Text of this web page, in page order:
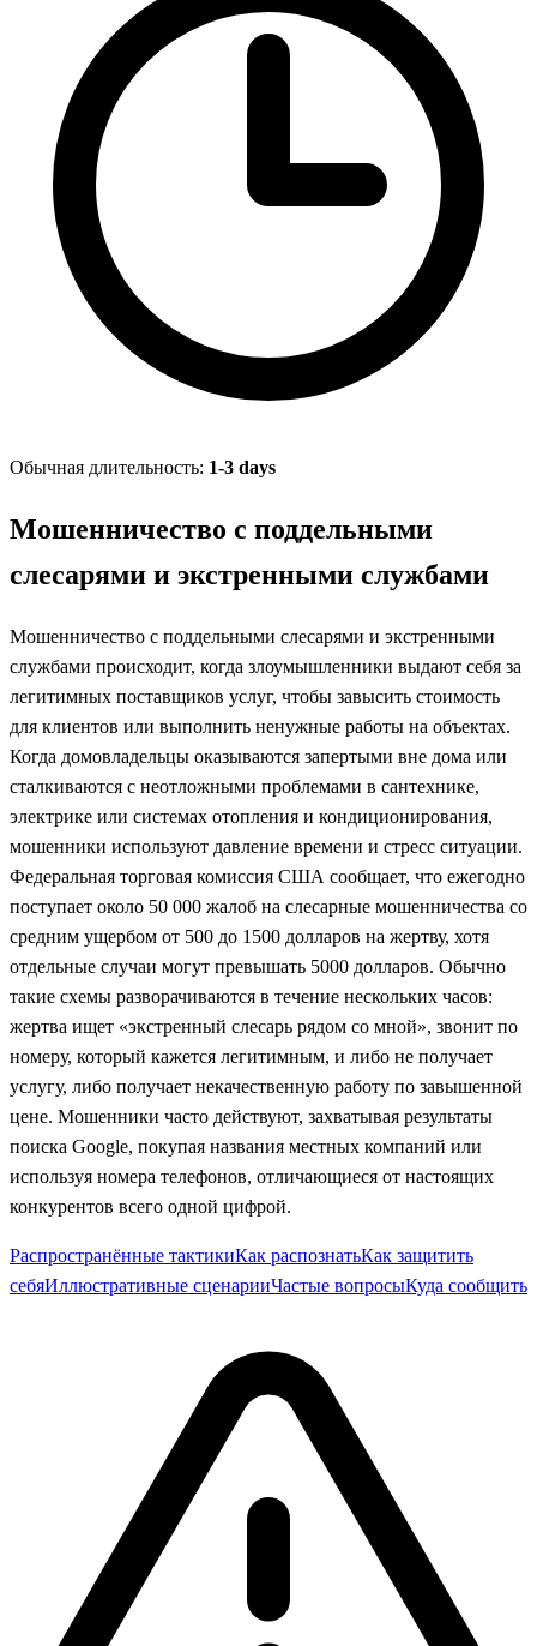
Обычная длительность: 1-3 days
Мошенничество с поддельными
слесарями и экстренными службами
Мошенничество с поддельными слесарями и экстренными
службами происходит, когда злоумышленники выдают себя за
легитимных поставщиков услуг, чтобы завысить стоимость
для клиентов или выполнить ненужные работы на объектах.
Когда домовладельцы оказываются запертыми вне дома или
сталкиваются с неотложными проблемами в сантехнике,
электрике или системах отопления и кондиционирования,
мошенники используют давление времени и стресс ситуации.
Федеральная торговая комиссия США сообщает, что ежегодно
поступает около 50 000 жалоб на слесарные мошенничества со
средним ущербом от 500 до 1500 долларов на жертву, хотя
отдельные случаи могут превышать 5000 долларов. Обычно
такие схемы разворачиваются в течение нескольких часов:
жертва ищет «экстренный слесарь рядом со мной», звонит по
номеру, который кажется легитимным, и либо не получает
услугу, либо получает некачественную работу по завышенной
цене. Мошенники часто действуют, захватывая результаты
поиска Google, покупая названия местных компаний или
используя номера телефонов, отличающиеся от настоящих
конкурентов всего одной цифрой.
Распространённые тактикиКак распознатьКак защитить
себяИллюстративные сценарииЧастые вопросыКуда сообщить